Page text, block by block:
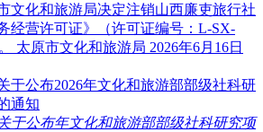
文化和旅游局决定注销山西廉吏旅行社
经营许可证》（许可证编号：L-SX-
太原市文化和旅游局 2026年6月16日
于公布2026年文化和旅游部部级社科研
通知
于公布年文化和旅游部部级社科研究项